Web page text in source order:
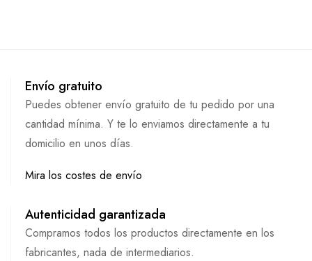
Envío gratuito
Puedes obtener envío gratuito de tu pedido por una
cantidad mínima. Y te lo enviamos directamente a tu
domicilio en unos días.
Mira los costes de envío
Autenticidad garantizada
Compramos todos los productos directamente en los
fabricantes, nada de intermediarios.